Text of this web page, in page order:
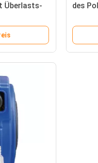
Überlasts-
des